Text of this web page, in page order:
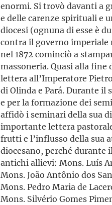
enormi. Si trovò davanti a
e delle carenze spirituali e
diocesi (ognuna di esse è
contra il governo imperiale
nel 1872 cominciò a
massoneria. Quasi alla
lettera all’Imperatore
di Olinda e Pará. Durante il
e per la formazione dei
affidò i seminari della sua
importante lettera
frutti e l’influsso della sua
diocesano, perché durante
antichi allievi: Mons. Luís
Mons. João Antônio dos
Mons. Pedro Maria de
Mons. Sil­vério Gomes